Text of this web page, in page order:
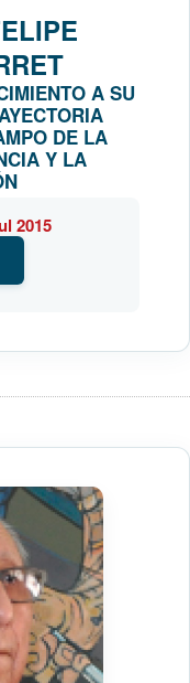
A SU
DE LA
Y LA
2015